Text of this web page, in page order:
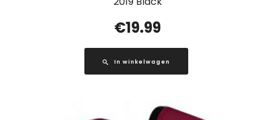
€19.99
In winkelwagen